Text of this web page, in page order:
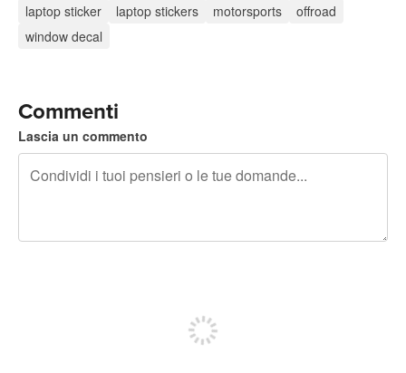
laptop sticker
laptop stickers motorsports
offroad
window decal
Commenti
Lascia un commento